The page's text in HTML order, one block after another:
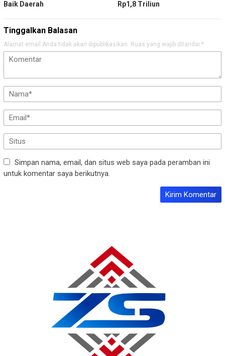
Baik Daerah Rp1,8 Triliun
Tinggalkan Balasan
Alamat email Anda tidak akan dipublikasikan. Ruas yang wajib ditandai *
Simpan nama, email, dan situs web saya pada peramban ini
untuk komentar saya berikutnya.